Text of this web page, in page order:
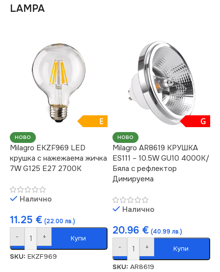
LAMPA
E
НОВО
Milagro EKZF969 LED
крушка с нажежаема жичка
7W G125 E27 2700K
Налично
11.25 € (22.00 лв.)
- + Купи
SKU: EKZF969
G
НОВО
Milagro AR8619 КРУШКА
ES111 – 10.5W GU10 4000K/
Бяла с рефлектор
Димируема
Налично
20.96 € (40.99 лв.)
- + Купи
SKU: AR8619